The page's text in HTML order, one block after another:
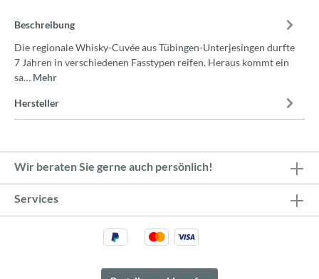
Beschreibung
Die regionale Whisky-Cuvée aus Tübingen-Unterjesingen durfte
7 Jahren in verschiedenen Fasstypen reifen. Heraus kommt ein
sa… Mehr
Hersteller
Wir beraten Sie gerne auch persönlich!
Services